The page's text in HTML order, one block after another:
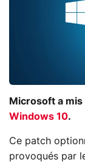
Microsoft a
Windows 10.
Ce patch
provoqués par